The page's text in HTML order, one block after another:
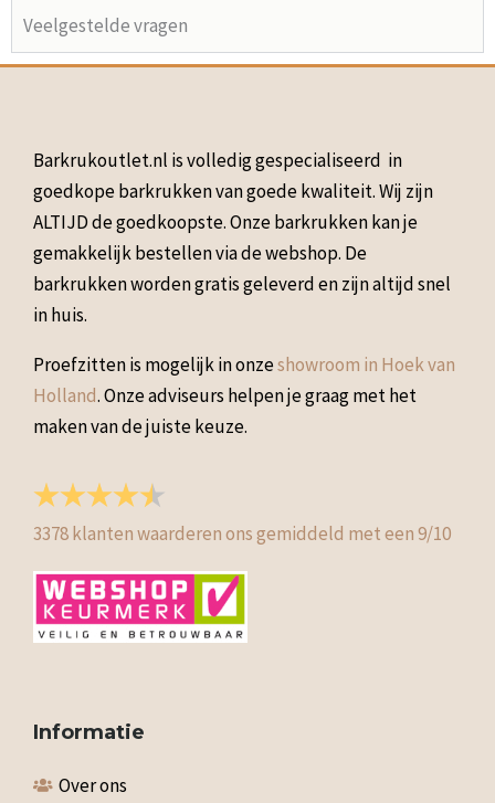
Veelgestelde vragen
Barkrukoutlet.nl is volledig gespecialiseerd in
goedkope barkrukken van goede kwaliteit. Wij zijn
ALTIJD de goedkoopste. Onze barkrukken kan je
gemakkelijk bestellen via de webshop. De
barkrukken worden gratis geleverd en zijn altijd snel
in huis.
Proefzitten is mogelijk in onzeshowroom in Hoek van
Holland. Onze adviseurs helpen je graag met het
maken van de juiste keuze.
3378klanten waarderen ons gemiddeld met een9/10
Informatie
Over ons